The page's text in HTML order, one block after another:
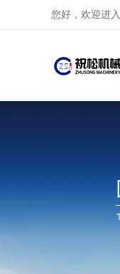
您好，欢迎进